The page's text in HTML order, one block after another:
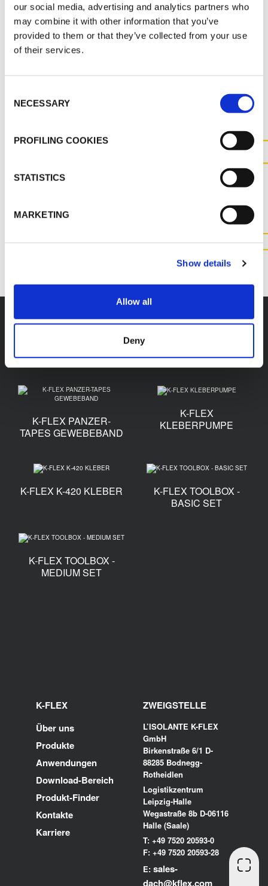
our social media, advertising and analytics partners who
may combine it with other information that you’ve
provided to them or that they’ve collected from your use
of their services.
Selection
NECESSARY
PROFILING COOKIES
STATISTICS
MARKETING
Show details
Allow all
Deny
K-FLEX PE APPLICATION MANUAL
KONTAKTIEREN SIE UNS FÜR
Zubehör
K-FLEX PANZER-
TAPES GEWEBEBAND
K-FLEX
KLEBERPUMPE
K-FLEX K-420 KLEBER
K-FLEX TOOLBOX -
BASIC SET
K-FLEX TOOLBOX -
MEDIUM SET
K-FLEX
Über uns
Produkte
Anwendungen
Download-Bereich
Produkt-Finder
Kontakte
Karriere
ZWEIGSTELLE
L’ISOLANTE K-FLEX
GmbH
Birkenstraße 6/1 D-
88285 Bodnegg-
Rotheidlen
Logistikzentrum
Leipzig-Halle
Wegastraße 8b D-06116
Halle (Saale)
T: +49 7520 20593-0
F: +49 7520 20593-28
E: sales-
dach@kflex.com